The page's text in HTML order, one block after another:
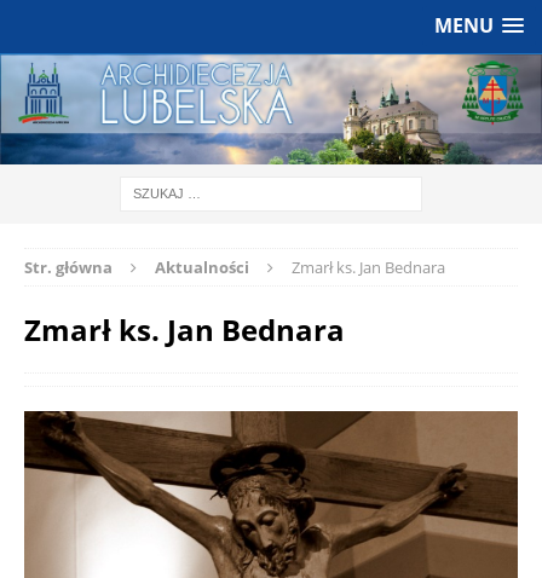
MENU
Str. główna Aktualności Zmarł ks. Jan Bednara
Zmarł ks. Jan Bednara